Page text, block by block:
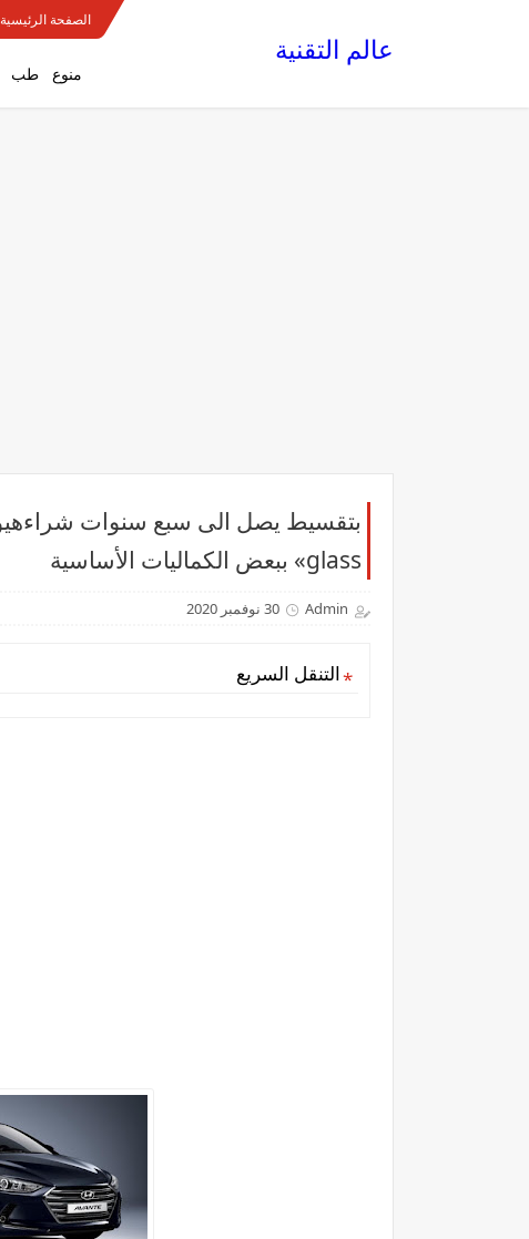
الصفحة الرئيسية
عالم التقنية
منوع طب
glass» ببعض الكماليات الأساسية
Admin 30 نوفمبر 2020
التنقل السريع